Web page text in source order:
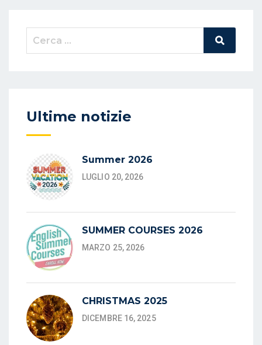
Cerca: Cerca
Ultime notizie
Summer 2026
LUGLIO 20, 2026
SUMMER COURSES 2026
MARZO 25, 2026
CHRISTMAS 2025
DICEMBRE 16, 2025